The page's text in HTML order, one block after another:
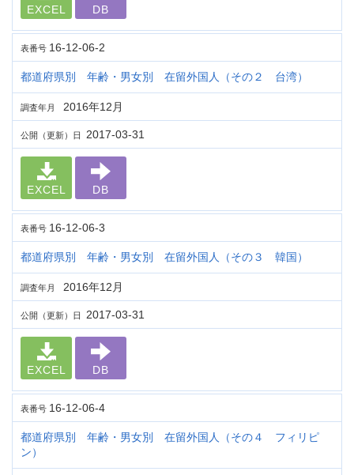
EXCEL DB
表番号 16-12-06-2
都道府県別 年齢・男女別 在留外国人（その２ 台湾）
調査年月 2016年12月
公開（更新）日 2017-03-31
EXCEL DB
表番号 16-12-06-3
都道府県別 年齢・男女別 在留外国人（その３ 韓国）
調査年月 2016年12月
公開（更新）日 2017-03-31
EXCEL DB
表番号 16-12-06-4
都道府県別 年齢・男女別 在留外国人（その４ フィリピ
ン）